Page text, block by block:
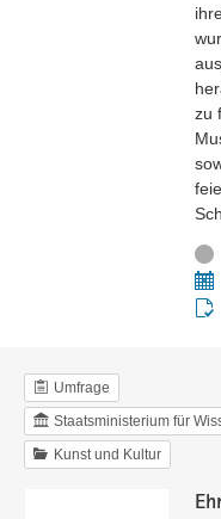
zu
Umfrage
Staatsministerium für
Kunst und Kultur